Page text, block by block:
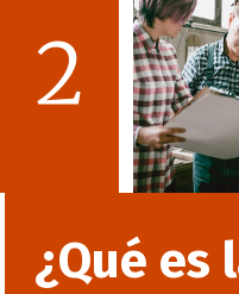
2
¿Qué es